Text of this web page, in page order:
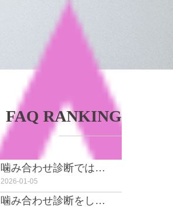
FAQ RANKING
噛み合わせ診断ではどんなことを行いますか？
2026-01-05
噛み合わせ診断をしたいのですが、お金はかかりますか？